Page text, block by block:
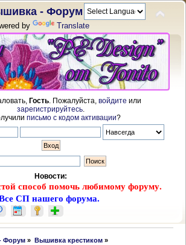
- Форум
by Translate
Гость. Пожалуйста, войдите или
зарегистрируйтесь
письмо с кодом активации?
Новости:
способ помочь любимому форуму.
СП нашего форума.
Форум » Вышивка крестиком»